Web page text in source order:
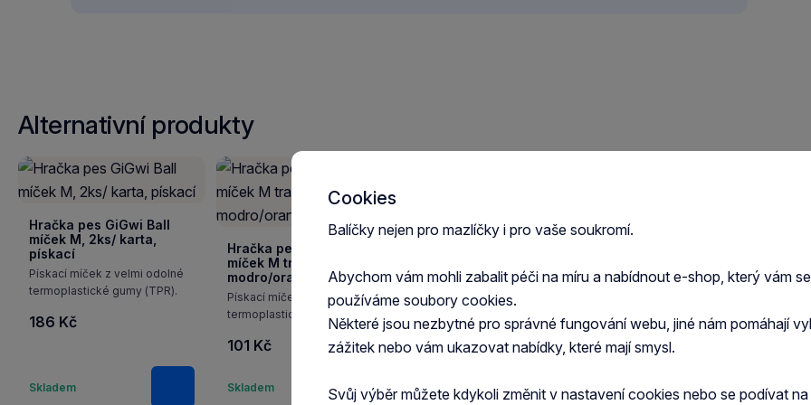
Alternativní produkty
Hračka pes GiGwi Ball
míček M, 2ks/ karta,
pískací
Pískací míček z velmi odolné
termoplastické gumy (TPR).
186 Kč
Skladem
Do košíku
Hračka pes GiGwi Ball
míček M transparentní
modro/oran
Pískací míček z velmi odolné
termoplastické gumy (TPR).
101 Kč
Skladem
Do košíku
Hračka pes GiGwi Ball
míček
Pískací míček z velmi odolné
76 Kč
Skladem
Do košíku
modro/purpur
z termoplastické gumy.
103 Kč
Skladem
Do
Cookies
Balíčky nejen pro mazlíčky i pro vaše soukromí.
Abychom vám mohli zabalit péči na míru a nabídnout e-shop, který vám
používáme soubory cookies.
Některé jsou nezbytné pro správné fungování webu, jiné nám pomáhají
zážitek nebo vám ukazovat nabídky, které mají smysl.
Svůj výběr můžete kdykoli změnit v nastavení cookies nebo se podívat na